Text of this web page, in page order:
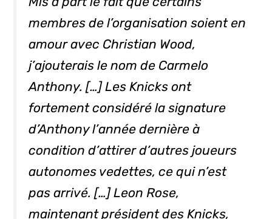
membres de l’organisation soient en
amour avec Christian Wood,
j’ajouterais le nom de Carmelo
Anthony. […] Les Knicks ont
fortement considéré la signature
d’Anthony l’année dernière à
condition d’attirer d’autres joueurs
autonomes vedettes, ce qui n’est
pas arrivé. […] Leon Rose,
maintenant président des Knicks,